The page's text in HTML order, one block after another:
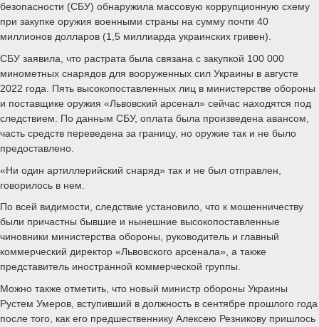
безопасности (СБУ) обнаружила массовую коррупционную схему
при закупке оружия военными страны на сумму почти 40
миллионов долларов (1,5 миллиарда украинских гривен).
СБУ заявила, что растрата была связана с закупкой 100 000
минометных снарядов для вооруженных сил Украины в августе
2022 года. Пять высокопоставленных лиц в министерстве обороны
и поставщике оружия «Львовский арсенал» сейчас находятся под
следствием. По данным СБУ, оплата была произведена авансом,
часть средств переведена за границу, но оружие так и не было
предоставлено.
«Ни один артиллерийский снаряд» так и не был отправлен,
говорилось в нем.
По всей видимости, следствие установило, что к мошенничеству
были причастны бывшие и нынешние высокопоставленные
чиновники министерства обороны, руководитель и главный
коммерческий директор «Львовского арсенала», а также
представитель иностранной коммерческой группы.
Можно также отметить, что новый министр обороны Украины
Рустем Умеров, вступивший в должность в сентябре прошлого года
после того, как его предшественнику Алексею Резникову пришлось